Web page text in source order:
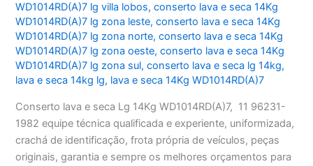
WD1014RD(A)7 lg villa lobos,conserto lava e seca 14Kg
WD1014RD(A)7 lg zona leste,conserto lava e seca 14Kg
WD1014RD(A)7 lg zona norte,conserto lava e seca 14Kg
WD1014RD(A)7 lg zona oeste,conserto lava e seca 14Kg
WD1014RD(A)7 lg zona sul,conserto lava e seca lg 14kg,
lava e seca 14kg lg, lava e seca 14Kg WD1014RD(A)7
Conserto lava e seca Lg 14Kg WD1014RD(A)7, 11 96231-
1982 equipe técnica qualificada e experiente, uniformizada,
crachá de identificação, frota própria de veículos, peças
originais, garantia e sempre os melhores orçamentos para